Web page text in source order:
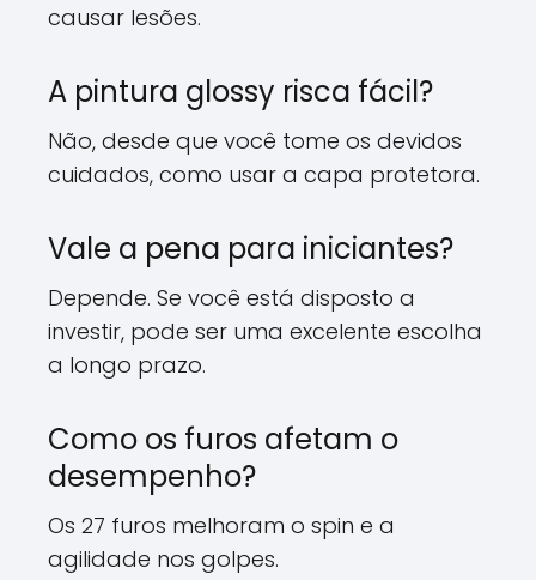
causar lesões.
A pintura glossy risca fácil?
Não, desde que você tome os devidos
cuidados, como usar a capa protetora.
Vale a pena para iniciantes?
Depende. Se você está disposto a
investir, pode ser uma excelente escolha
a longo prazo.
Como os furos afetam o
desempenho?
Os 27 furos melhoram o spin e a
agilidade nos golpes.